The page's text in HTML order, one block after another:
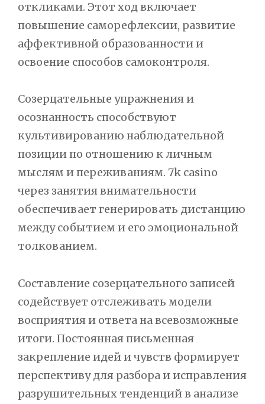
откликами. Этот ход включает
повышение саморефлексии, развитие
аффективной образованности и
освоение способов самоконтроля.
Созерцательные упражнения и
осознанность способствуют
культивированию наблюдательной
позиции по отношению к личным
мыслям и переживаниям. 7k casino
через занятия внимательности
обеспечивает генерировать дистанцию
между событием и его эмоциональной
толкованием.
Составление созерцательного записей
содействует отслеживать модели
восприятия и ответа на всевозможные
итоги. Постоянная письменная
закрепление идей и чувств формирует
перспективу для разбора и исправления
разрушительных тенденций в анализе